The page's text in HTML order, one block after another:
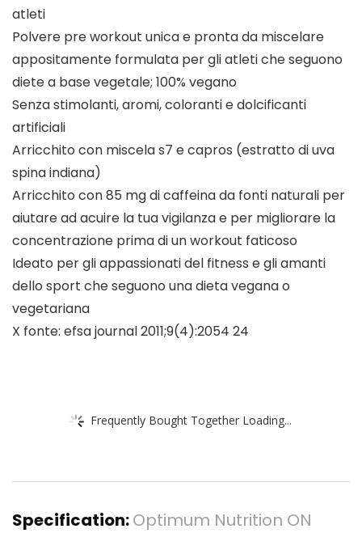
atleti
Polvere pre workout unica e pronta da miscelare
appositamente formulata per gli atleti che seguono
diete a base vegetale; 100% vegano
Senza stimolanti, aromi, coloranti e dolcificanti
artificiali
Arricchito con miscela s7 e capros (estratto di uva
spina indiana)
Arricchito con 85 mg di caffeina da fonti naturali per
aiutare ad acuire la tua vigilanza e per migliorare la
concentrazione prima di un workout faticoso
Ideato per gli appassionati del fitness e gli amanti
dello sport che seguono una dieta vegana o
vegetariana
X fonte: efsa journal 2011;9(4):2054 24
Frequently Bought Together Loading...
Specification:Optimum Nutrition ON